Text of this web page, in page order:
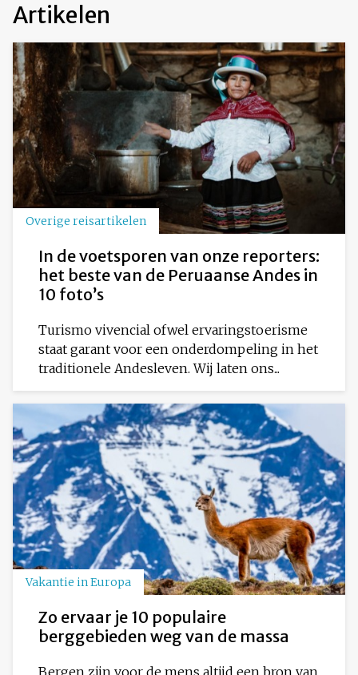
Artikelen
Overige reisartikelen
In de voetsporen van onze reporters:
het beste van de Peruaanse Andes in
10 foto’s
Turismo vivencial ofwel ervaringstoerisme
staat garant voor een onderdompeling in het
traditionele Andesleven. Wij laten ons...
Vakantie in Europa
Zo ervaar je 10 populaire
berggebieden weg van de massa